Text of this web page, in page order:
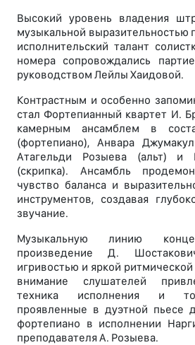
Высокий уровень владения
музыкальной выразительностью
исполнительский талант
номера сопровождались
руководством Лейлы Хаидовой.
Контрастным и особенно
стал Фортепианный квартет И.
камерным ансамблем в
(фортепиано), Анвара
Атагельди Розыева (альт) и
(скрипка). Ансамбль
чувство баланса и
инструментов, создавая
звучание.
Музыкальную линию
произведение Д.
игривостью и яркой
внимание слушателей
техника исполнения и
проявленные в дуэтной пьесе
фортепиано в исполнении
преподавателя А. Розыева.